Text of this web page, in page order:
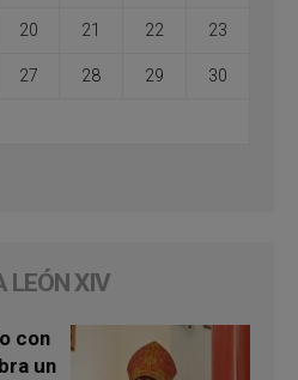
20 21 22 23
27 28 29 30
LEÓN XIV
con
un